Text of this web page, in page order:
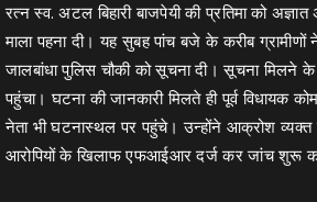
रत्न स्व. अटल बिहारी बाजपेयी की प्रतिमा को
माला पहना दी। यह सुबह पांच बजे के करीब ग्रामीणों
जालबांधा पुलिस चौकी को सूचना दी। सूचना मिलने
पहुंचा। घटना की जानकारी मिलते ही पूर्व विधायक
नेता भी घटनास्थल पर पहुंचे। उन्होंने आक्रोश व्यक्त
आरोपियों के खिलाफ एफआईआर दर्ज कर जांच शुरू